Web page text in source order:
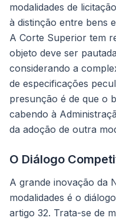
modalidades de
à distinção entre bens
A Corte Superior tem
objeto deve ser
considerando a
de especificações
presunção é de que o
cabendo à
da adoção de outra
O Diálogo
A grande inovação da
modalidades é o
artigo 32. Trata-se de